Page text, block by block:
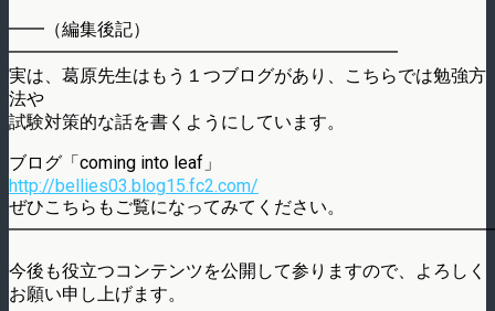
━━（編集後記）
━━━━━━━━━━━━━━━━━━━━━━
実は、葛原先生はもう１つブログがあり、こちらでは勉強方
法や
試験対策的な話を書くようにしています。
ブログ「coming into leaf」
http://bellies03.blog15.fc2.com/
ぜひこちらもご覧になってみてください。
今後も役立つコンテンツを公開して参りますので、よろしく
お願い申し上げます。